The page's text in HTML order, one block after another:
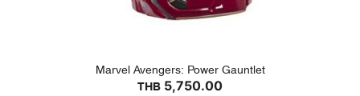
Marvel Avengers: Power Gauntlet
THB 5,750.00